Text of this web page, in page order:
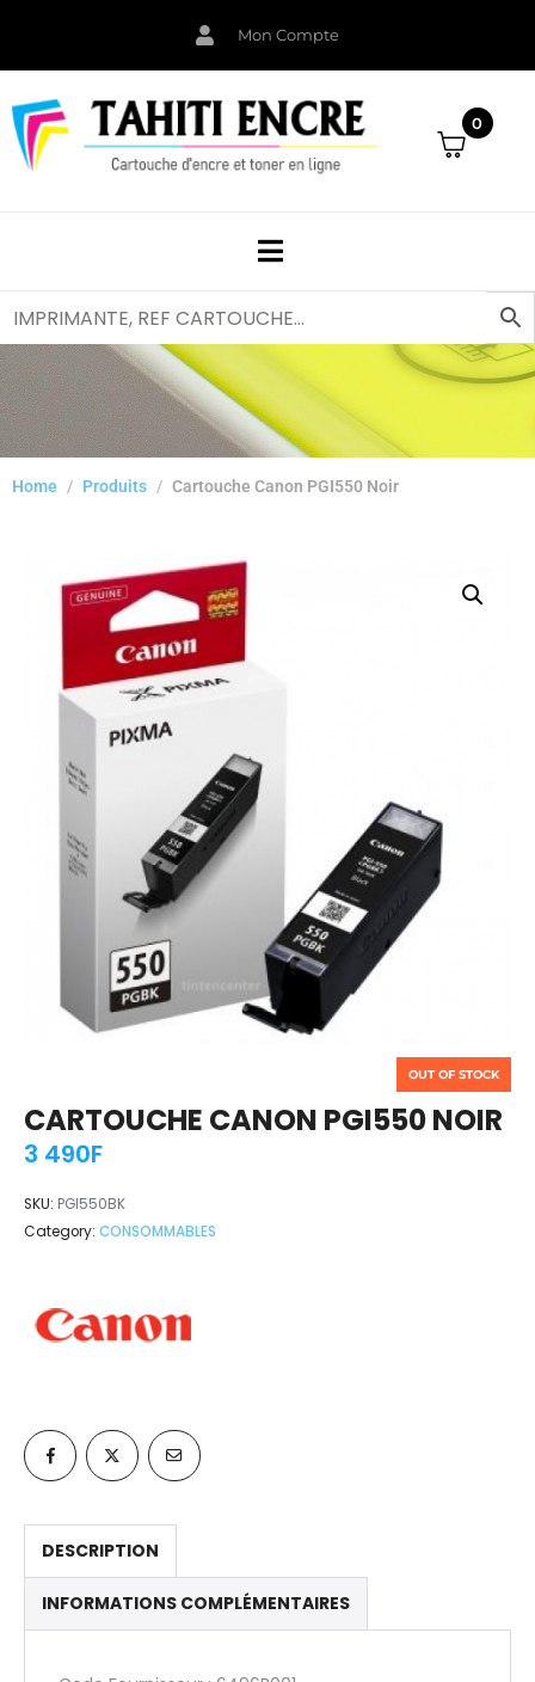
Mon Compte
0
Home Produits Cartouche Canon PGI550 Noir
OUT OF STOCK
CARTOUCHE CANON PGI550 NOIR
3 490F
SKU: PGI550BK
Category: CONSOMMABLES
DESCRIPTION
INFORMATIONS COMPLÉMENTAIRES